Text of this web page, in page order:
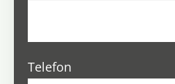
Telefon